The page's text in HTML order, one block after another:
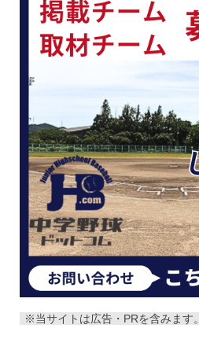
※当サイトは広告・PRを含みます。